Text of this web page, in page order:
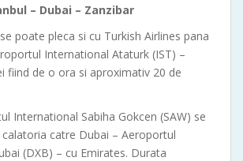
– Dubai – Zanzibar
poate pleca si cu Turkish Airlines pana
International Ataturk (IST) –
fiind de o ora si aproximativ 20 de
International Sabiha Gokcen (SAW) se
catre Dubai – Aeroportul
(DXB) – cu Emirates. Durata